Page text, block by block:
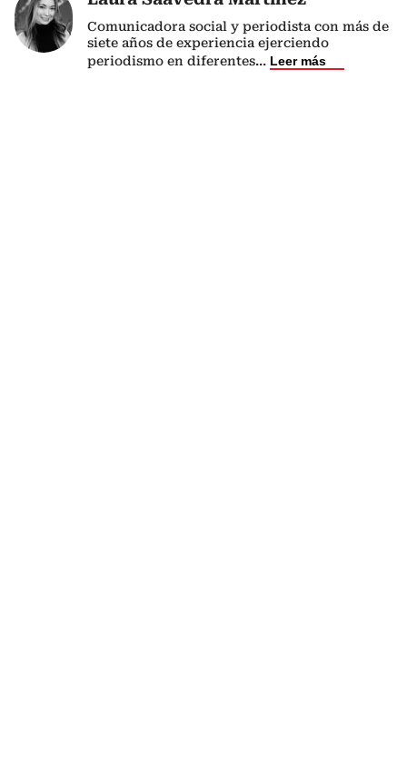
Comunicadora social y periodista con más de
siete años de experiencia ejerciendo
periodismo en diferentes... Leer más